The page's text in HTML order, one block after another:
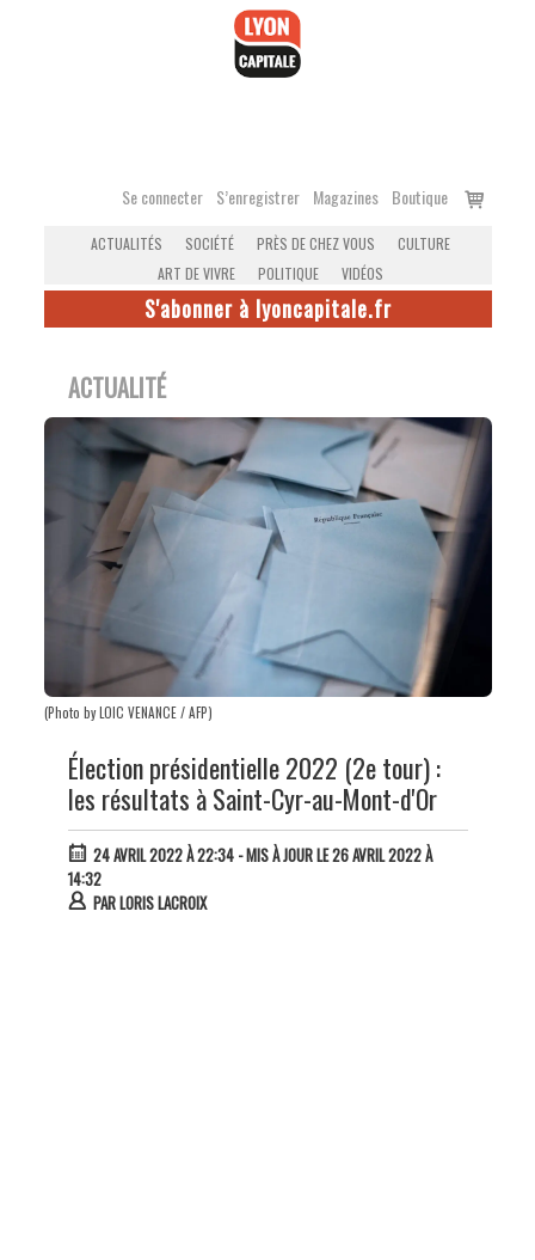
Se connecter S’enregistrer Magazines Boutique
Voir
ACTUALITÉS SOCIÉTÉ PRÈS DE CHEZ VOUS
CULTURE
ART DE VIVRE
POLITIQUE VIDÉOS
S'abonner à lyoncapitale.fr
ACTUALITÉ
(Photo by LOIC VENANCE / AFP)
Élection présidentielle 2022 (2e tour) :
les résultats à Saint-Cyr-au-Mont-d'Or
24 AVRIL 2022 À 22:34- MIS À JOUR LE 26 AVRIL 2022 À
14:32
PARLORIS LACROIX